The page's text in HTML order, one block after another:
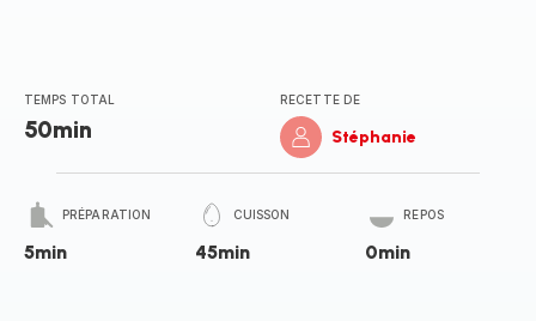
TEMPS TOTAL
50min
RECETTE DE
Stéphanie
PRÉPARATION
5min
CUISSON
45min
REPOS
0min